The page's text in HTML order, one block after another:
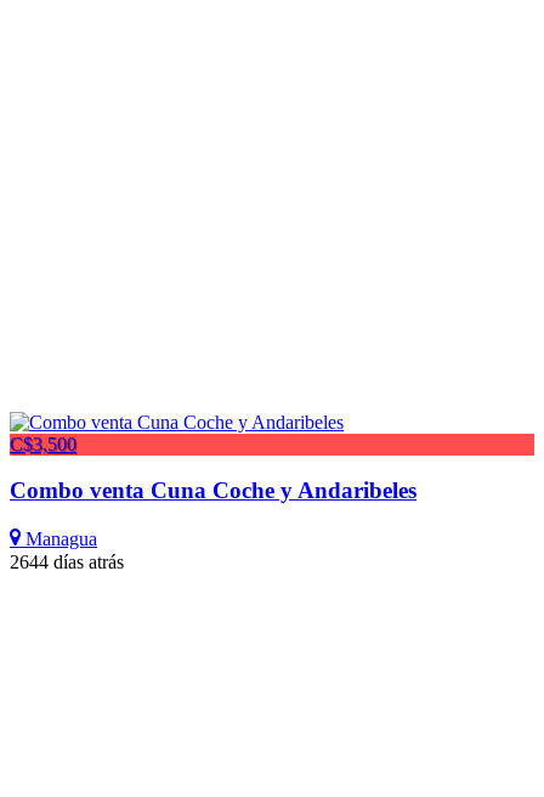
C$3,500
Combo venta Cuna Coche y Andaribeles
Managua
2644 días atrás